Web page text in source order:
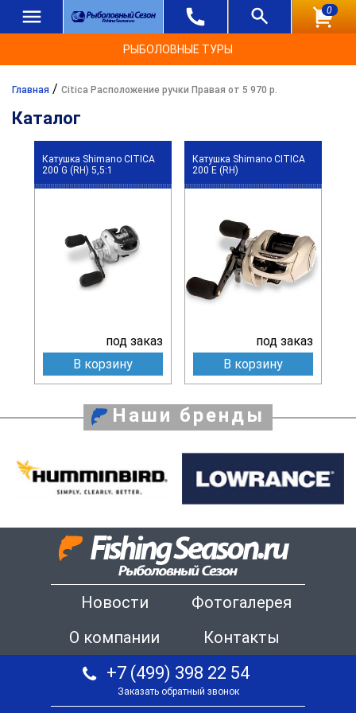
0
РЫБОЛОВНЫЕ ТУРЫ
Главная / Citica Расположение ручки Правая от 5 970 р.
Каталог
Катушка Shimano CITICA
200 G (RH) 5,5:1
под заказ
В корзину
Катушка Shimano CITICA
200 E (RH)
под заказ
В корзину
Наши бренды
Новости
Фотогалерея
О компании
Контакты
+7 (499) 398 22 54
Заказать обратный звонок